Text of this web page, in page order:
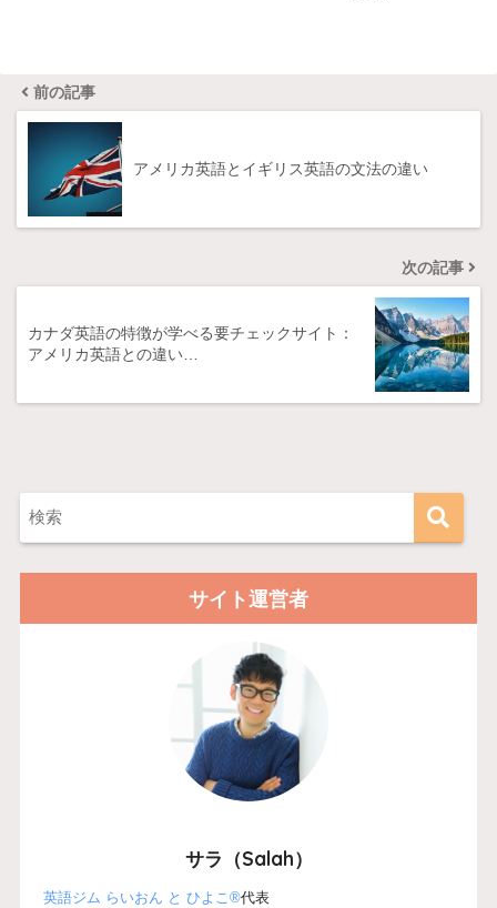
前の記事
アメリカ英語とイギリス英語の文法の違い
次の記事
カナダ英語の特徴が学べる要チェックサイト：
アメリカ英語との違い…
サイト運営者
サラ（Salah）
英語ジム らいおん と ひよこ®代表